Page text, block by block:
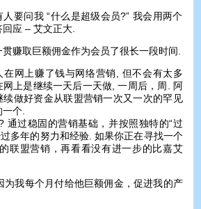
人要问我 “什么是超级会员?” 我会用两个
应 – 艾文正大.
贯赚取巨额佣金作为会员了很长一段时间.
在网上赚了钱与网络营销, 但不会有太多
网上是继续一天后一天做, 一周后，周. 阿
续做好资金从联盟营销一次又一次的罕见
个.
通过稳固的营销基础，并按照独特的“过
多年的努力和经验. 如果你正在寻找一个
联盟营销，再看看没有进一步的比嘉艾
为我每个月付给他巨额佣金，促进我的产